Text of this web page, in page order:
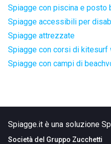
Spiagge con piscina e posto
Spiagge accessibili per
Spiagge attrezzate
Spiagge con corsi di kitesurf
Spiagge con campi di
Spiagge.it è una soluzione
Società del Gruppo Zucchetti